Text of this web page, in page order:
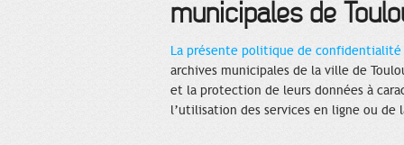
municipales de
La présente politique de confidentialité
archives municipales de la ville de
et la protection de leurs données à
l’utilisation des services en ligne ou de